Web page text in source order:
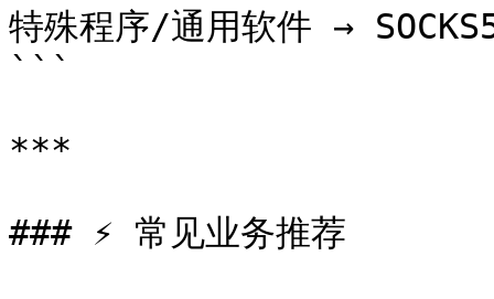
特殊程序/通用软件 →
```
***
### ⚡ 常见业务推荐